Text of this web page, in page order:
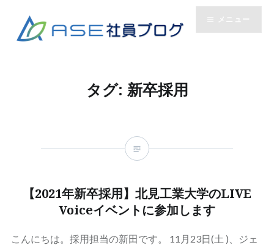
メニュー
タグ: 新卒採用
【2021年新卒採用】北見工業大学のLIVE
Voiceイベントに参加します
こんにちは。採用担当の新田です。 11月23日(土 )、ジェ